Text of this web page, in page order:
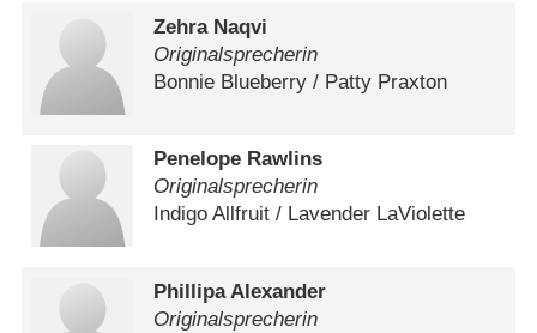
Zehra Naqvi
Originalsprecherin
Bonnie Blueberry /​ Patty Praxton
Penelope Rawlins
Originalsprecherin
Indigo Allfruit /​ Lavender LaViolette
Phillipa Alexander
Originalsprecherin